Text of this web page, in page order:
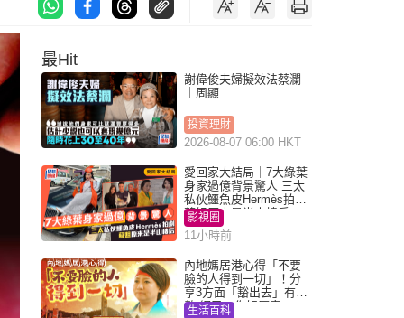
最Hit
謝偉俊夫婦擬效法蔡瀾
｜周顯
投資理財
2026-08-07 06:00 HKT
愛回家大結局｜7大綠葉
身家過億背景驚人 三太
私伙鱷魚皮Hermès拍劇
蘇姐原來是半山樓后
影視圈
11小時前
內地媽居港心得「不要
臉的人得到一切」！分
享3方面「豁出去」有著
數 網民：你好厲害
生活百科